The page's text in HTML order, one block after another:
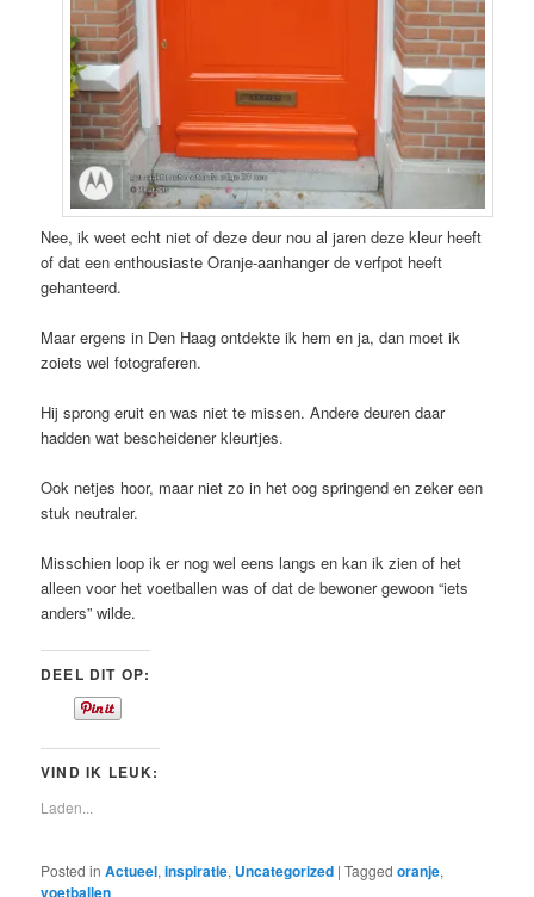
Nee, ik weet echt niet of deze deur nou al jaren deze kleur heeft
of dat een enthousiaste Oranje-aanhanger de verfpot heeft
gehanteerd.
Maar ergens in Den Haag ontdekte ik hem en ja, dan moet ik
zoiets wel fotograferen.
Hij sprong eruit en was niet te missen. Andere deuren daar
hadden wat bescheidener kleurtjes.
Ook netjes hoor, maar niet zo in het oog springend en zeker een
stuk neutraler.
Misschien loop ik er nog wel eens langs en kan ik zien of het
alleen voor het voetballen was of dat de bewoner gewoon “iets
anders” wilde.
DEEL DIT OP:
VIND IK LEUK:
Laden...
Posted in Actueel,inspiratie, Uncategorized |Tagged oranje,